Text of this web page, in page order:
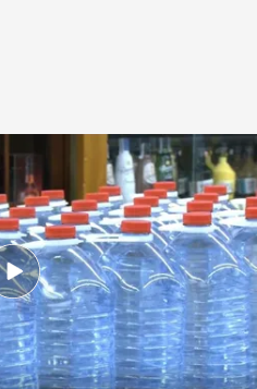
ecodiseño
Cuatro
"un cambio en el
y consumo”
han formado en el